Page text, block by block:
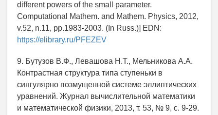
different powers of the small parameter.
Computational Mathem. and Mathem. Physics, 2012,
v.52, n.11, pp.1983-2003. (In Russ.)] EDN:
https://elibrary.ru/PFEZEV
9. Бутузов В.Ф., Левашова Н.Т., Мельникова А.А.
Контрастная структура типа ступеньки в
сингулярно возмущенной системе эллиптических
уравнений. Журнал вычислительной математики
и математической физики, 2013, т. 53, № 9, с. 9-29.